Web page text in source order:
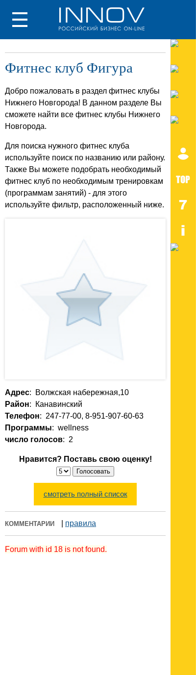
Фитнес клуб Фигура
Добро пожаловать в раздел фитнес клубы
Нижнего Новгорода! В данном разделе Вы
сможете найти все фитнес клубы Нижнего
Новгорода.
Для поиска нужного фитнес клуба
используйте поиск по названию или району.
Также Вы можете подобрать необходимый
фитнес клуб по необходимым тренировкам
(программам занятий) - для этого
используйте фильтр, расположенный ниже.
Адрес: Волжская набережная,10
Район: Канавинский
Телефон: 247-77-00, 8-951-907-60-63
Программы: wellness
число голосов: 2
Нравится? Поставь свою оценку!
смотреть полный список
КОММЕНТАРИИ правила
Forum with id 18 is not found.